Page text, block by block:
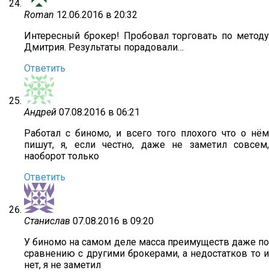
Roman 12.06.2016 в 20:32
Интересный брокер! Пробовал торговать по методу
Дмитрия. Результаты порадовали…
Ответить
Андрей 07.08.2016 в 06:21
Работал с биномо, и всего того плохого что о нём
пишут, я, если честно, даже не заметил совсем,
наоборот только
Ответить
Станислав 07.08.2016 в 09:20
У биномо на самом деле масса преимуществ даже по
сравнению с другими брокерами, а недостатков то и
нет, я не заметил